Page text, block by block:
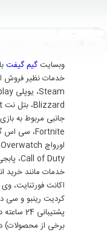
وبسایت گیم گیفت
خدمات نظیر فروش
جانبی مربوط به
خدمات مانند خرید
اکانت فورتنایت،
کردیت رینبو و سی
برخی از